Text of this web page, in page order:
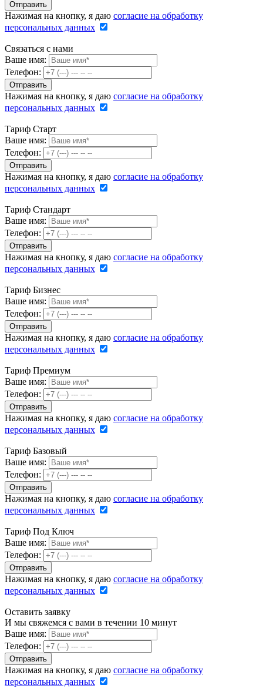
Нажимая на кнопку, я даю согласие на обработку
персональных данных
Связаться с нами
Ваше имя:
Телефон:
Нажимая на кнопку, я даю согласие на обработку
персональных данных
Тариф Старт
Ваше имя:
Телефон:
Нажимая на кнопку, я даю согласие на обработку
персональных данных
Тариф Стандарт
Ваше имя:
Телефон:
Нажимая на кнопку, я даю согласие на обработку
персональных данных
Тариф Бизнес
Ваше имя:
Телефон:
Нажимая на кнопку, я даю согласие на обработку
персональных данных
Тариф Премиум
Ваше имя:
Телефон:
Нажимая на кнопку, я даю согласие на обработку
персональных данных
Тариф Базовый
Ваше имя:
Телефон:
Нажимая на кнопку, я даю согласие на обработку
персональных данных
Тариф Под Ключ
Ваше имя:
Телефон:
Нажимая на кнопку, я даю согласие на обработку
персональных данных
Оставить заявку
И мы свяжемся с вами в течении 10 минут
Ваше имя:
Телефон:
Нажимая на кнопку, я даю согласие на обработку
персональных данных